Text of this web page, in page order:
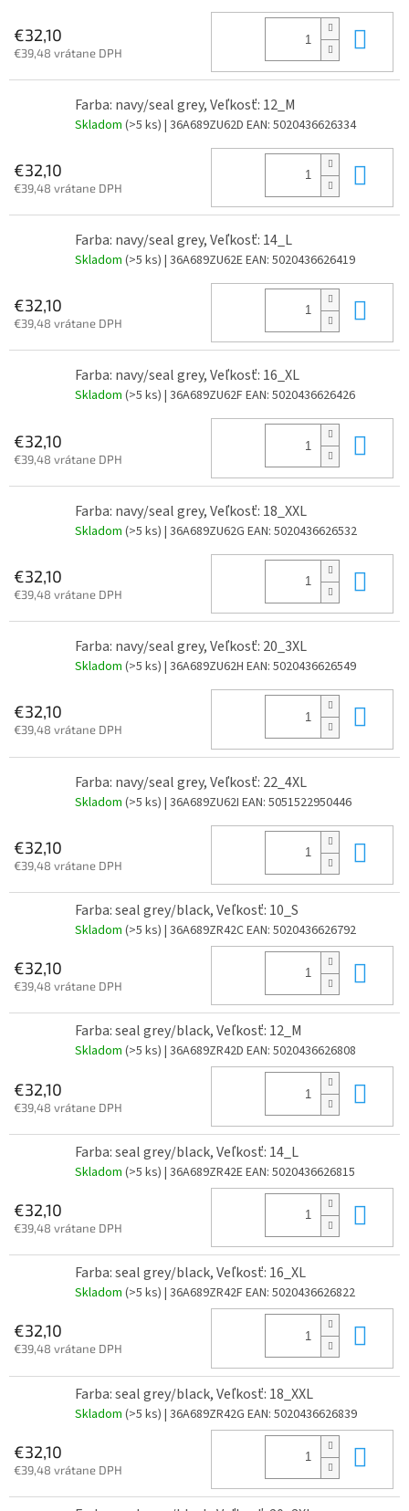
€32,10
€39,48 vrátane DPH
Farba: navy/seal grey, Veľkosť: 12_M
Skladom (>5 ks) | 36A689ZU62D EAN: 5020436626334
€32,10
€39,48 vrátane DPH
Farba: navy/seal grey, Veľkosť: 14_L
Skladom (>5 ks) | 36A689ZU62EEAN: 5020436626419
€32,10
€39,48 vrátane DPH
Farba: navy/seal grey, Veľkosť: 16_XL
Skladom (>5 ks) | 36A689ZU62F EAN: 5020436626426
€32,10
€39,48 vrátane DPH
Farba: navy/seal grey, Veľkosť: 18_XXL
Skladom (>5 ks) | 36A689ZU62G EAN: 5020436626532
€32,10
€39,48 vrátane DPH
Farba: navy/seal grey, Veľkosť: 20_3XL
Skladom (>5 ks) | 36A689ZU62H EAN: 5020436626549
€32,10
€39,48 vrátane DPH
Farba: navy/seal grey, Veľkosť: 22_4XL
Skladom (>5 ks) | 36A689ZU62I EAN: 5051522950446
€32,10
€39,48 vrátane DPH
Farba: seal grey/black, Veľkosť: 10_S
Skladom (>5 ks) | 36A689ZR42CEAN: 5020436626792
€32,10
€39,48 vrátane DPH
Farba: seal grey/black, Veľkosť: 12_M
Skladom (>5 ks) | 36A689ZR42D EAN: 5020436626808
€32,10
€39,48 vrátane DPH
Farba: seal grey/black, Veľkosť: 14_L
Skladom (>5 ks) | 36A689ZR42EEAN: 5020436626815
€32,10
€39,48 vrátane DPH
Farba: seal grey/black, Veľkosť: 16_XL
Skladom (>5 ks) | 36A689ZR42F EAN: 5020436626822
€32,10
€39,48 vrátane DPH
Farba: seal grey/black, Veľkosť: 18_XXL
Skladom (>5 ks) | 36A689ZR42G EAN: 5020436626839
€32,10
€39,48 vrátane DPH